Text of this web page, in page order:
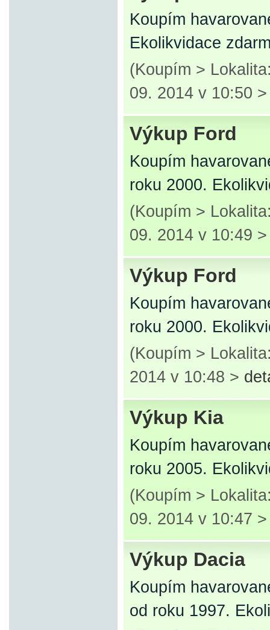
Koupím
Ekolikvidace
(Koupím >
09. 2014 v 10:50
Výkup Ford
Koupím
roku 2000.
(Koupím >
09. 2014 v 10:49
Výkup Ford
Koupím
roku 2000.
(Koupím >
2014 v 10:48 >
Výkup Kia
Koupím
roku 2005.
(Koupím >
09. 2014 v 10:47
Výkup Dacia
Koupím
od roku 1997.